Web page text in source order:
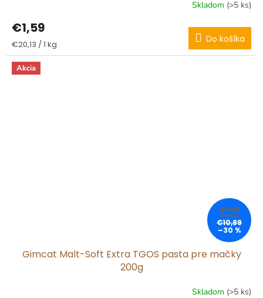
Skladom (>5 ks)
€1,59
Jednotková
cena:
€20,13 / 1 kg Do košíka
Akcia
€10,89
–30 %
Gimcat Malt-Soft Extra TGOS pasta pre mačky
200g
Skladom (>5 ks)